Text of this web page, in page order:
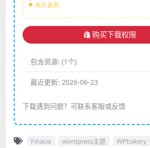
永久会员:
购买下载权限
包含资源: (1个)
最近更新: 2026-06-23
下载遇到问题？可联系客服或反馈
Finacia wordpress主题 WPbakery